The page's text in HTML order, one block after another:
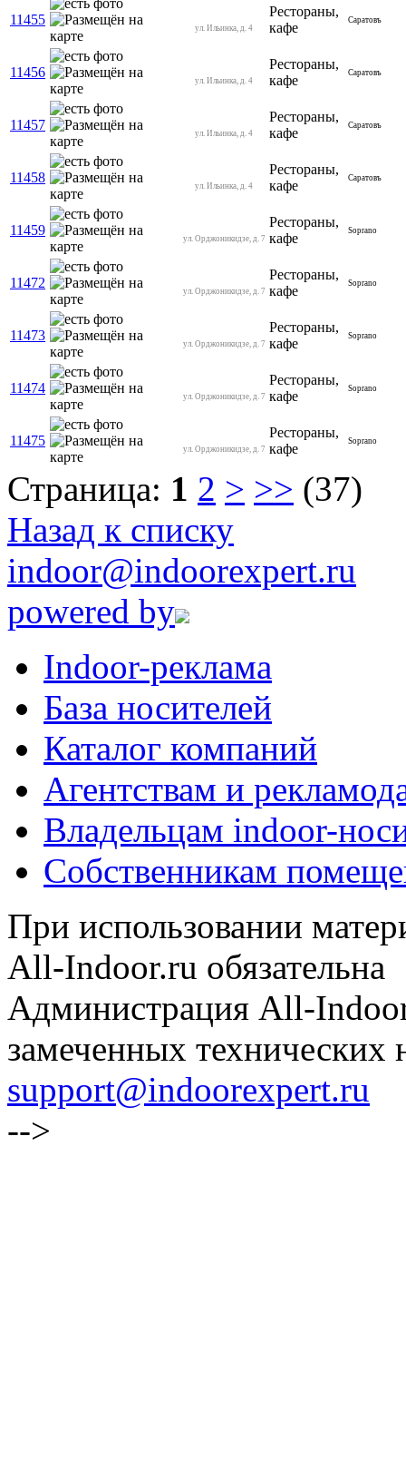
11455
ул. Ильинка, д. 4
Рестораны,
кафе
Саратовъ
11456
ул. Ильинка, д. 4
Рестораны,
кафе
Саратовъ
11457
ул. Ильинка, д. 4
Рестораны,
кафе
Саратовъ
11458
ул. Ильинка, д. 4
Рестораны,
кафе
Саратовъ
11459
ул. Орджоникидзе, д. 7
Рестораны,
кафе
Soprano
11472
ул. Орджоникидзе, д. 7
Рестораны,
кафе
Soprano
11473
ул. Орджоникидзе, д. 7
Рестораны,
кафе
Soprano
11474
ул. Орджоникидзе, д. 7
Рестораны,
кафе
Soprano
11475
ул. Орджоникидзе, д. 7
Рестораны,
кафе
Soprano
Страница: 1 2 > >> (37)
Назад к списку
indoor@indoorexpert.ru
powered by
Indoor-реклама
База носителей
Каталог компаний
Агентствам и
Владельцам indoor-
Собственникам
При использовании
All-Indoor.ru обязательна
Администрация All-
замеченных технических
support@indoorexpert.ru
-->